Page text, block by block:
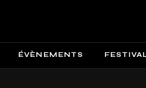
ÉVÈNEMENTS